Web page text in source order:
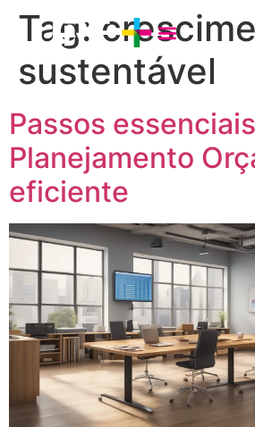
Tag:
sustentável
Passos
Planejamento
eficiente